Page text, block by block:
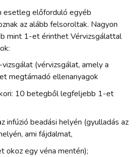
esetleg előforduló egyéb
az alább felsoroltak. Nagyon
mint 1-et érinthet Vérvizsgálattal
(vérvizsgálat, amely a
megtámadó ellenanyagok
10 betegből legfeljebb 1-et
infúzió beadási helyén (gyulladás az
ami fájdalmat,
okoz egy véna mentén);